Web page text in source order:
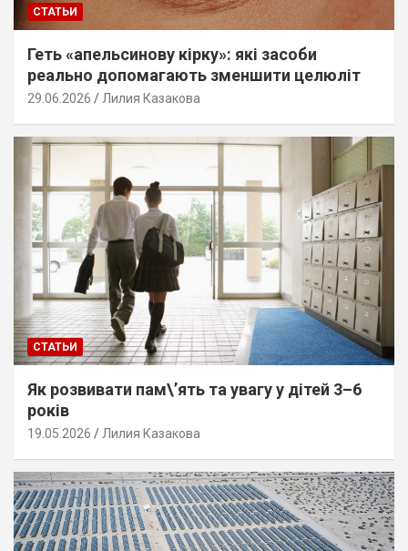
СТАТЬИ
Геть «апельсинову кірку»: які засоби
реально допомагають зменшити целюліт
29.06.2026 Лилия Казакова
СТАТЬИ
Як розвивати пам\’ять та увагу у дітей 3–6
років
19.05.2026 Лилия Казакова